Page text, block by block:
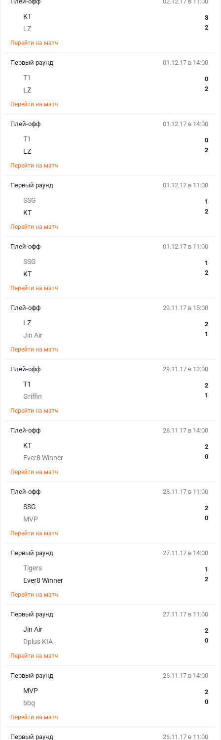
KT
LZ
3
2
Перейти на матч
01.12.17 в 14:00
T1
LZ
0
2
Перейти на матч
Первый раунд
01.12.17 в 14:00
T1
LZ
0
2
Перейти на матч
Плей-офф
01.12.17 в 11:00
SSG
KT
1
2
Перейти на матч
Первый раунд
01.12.17 в 11:00
SSG
KT
1
2
Перейти на матч
Плей-офф
29.11.17 в 15:00
LZ
Jin Air
2
1
Перейти на матч
Плей-офф
29.11.17 в 13:00
T1
Griffin
2
1
Перейти на матч
Плей-офф
28.11.17 в 14:00
KT
Ever8 Winner
2
0
Перейти на матч
Плей-офф
28.11.17 в 11:00
SSG
MVP
2
0
Перейти на матч
Плей-офф
27.11.17 в 14:00
Tigers
Ever8 Winner
1
2
Перейти на матч
Первый раунд
27.11.17 в 11:00
Jin Air
Dplus KIA
2
0
Перейти на матч
Первый раунд
26.11.17 в 14:00
MVP
bbq
2
0
Перейти на матч
Первый раунд
26.11.17 в 11:00
Первый раунд